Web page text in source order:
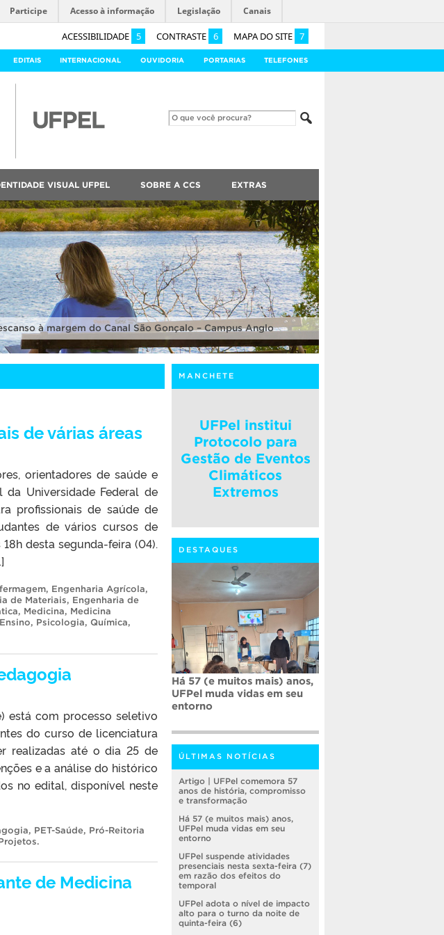
ACESSIBILIDADE 5 CONTRASTE 6 MAPA DO SITE 7
Participe Acesso à informação Legislação Canais
EDITAIS INTERNACIONAL OUVIDORIA PORTARIAS TELEFONES
VISUAL UFPEL SOBRE A CCS EXTRAS
à margem do Canal São Gonçalo – Campus Anglo
de várias áreas
orientadores de saúde e
Universidade Federal de
profissionais de saúde de
de vários cursos de
desta segunda-feira (04).
, Engenharia Agrícola,
de Materiais, Engenharia de
, Medicina, Medicina
, Psicologia, Química,
está com processo seletivo
do curso de licenciatura
realizadas até o dia 25 de
e a análise do histórico
no edital, disponível neste
, PET-Saúde, Pró-Reitoria
.
de Medicina
MANCHETE
UFPel institui
Protocolo para
Gestão de Eventos
Climáticos
Extremos
DESTAQUES
Há 57 (e muitos mais) anos,
UFPel muda vidas em seu
entorno
ÚLTIMAS NOTÍCIAS
Artigo | UFPel comemora 57
anos de história, compromisso
e transformação
Há 57 (e muitos mais) anos,
UFPel muda vidas em seu
entorno
UFPel suspende atividades
presenciais nesta sexta-feira (7)
em razão dos efeitos do
temporal
UFPel adota o nível de impacto
alto para o turno da noite de
quinta-feira (6)